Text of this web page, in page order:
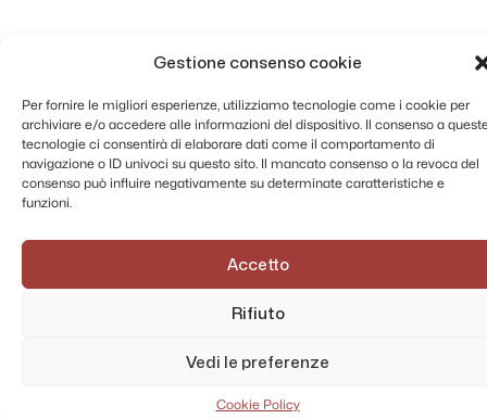
Gestione consenso cookie
Per fornire le migliori esperienze, utilizziamo tecnologie come i cookie per
archiviare e/o accedere alle informazioni del dispositivo. Il consenso a
tecnologie ci consentirà di elaborare dati come il comportamento di
navigazione o ID univoci su questo sito. Il mancato consenso o la revoca del
consenso può influire negativamente su determinate caratteristiche e
funzioni.
Accetto
Rifiuto
Vedi le preferenze
Cookie Policy